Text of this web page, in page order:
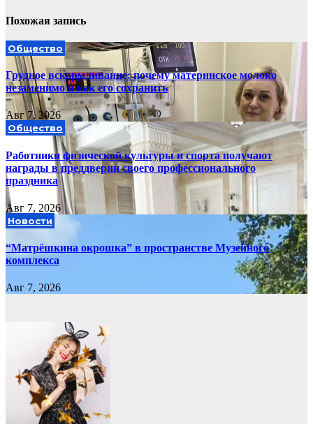
Похожая запись
Общество
Грудное вскармливание: почему материнское молоко
незаменимо и как его сохранить
Авг 7, 2026
Общество
Работники физической культуры и спорта получают
награды в преддверии своего профессионального
праздника
Авг 7, 2026
Новости
“Матрёшкина окрошка” в пространстве Музейного
комплекса
Авг 7, 2026